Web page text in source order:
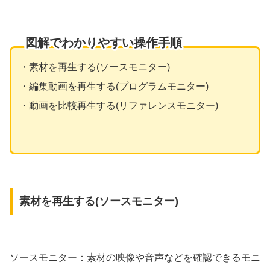
図解でわかりやすい操作手順
・素材を再生する(ソースモニター)
・編集動画を再生する(プログラムモニター)
・動画を比較再生する(リファレンスモニター)
素材を再生する(ソースモニター)
ソースモニター：素材の映像や音声などを確認できるモニ